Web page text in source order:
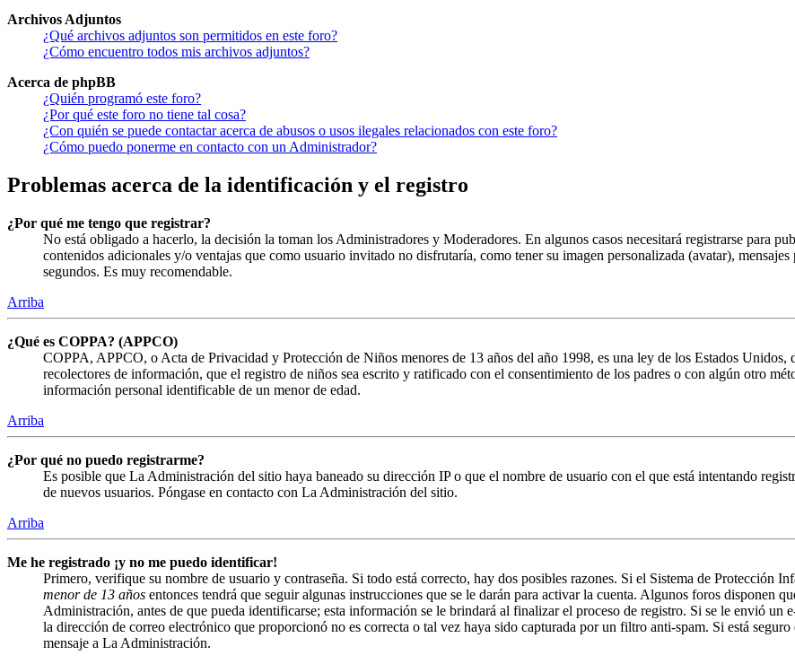
Archivos Adjuntos
¿Qué archivos adjuntos son permitidos en este foro?
¿Cómo encuentro todos mis archivos adjuntos?
Acerca de phpBB
¿Quién programó este foro?
¿Por qué este foro no tiene tal cosa?
¿Con quién se puede contactar acerca de abusos o usos ilegales relacionados con este foro?
¿Cómo puedo ponerme en contacto con un Administrador?
Problemas acerca de la identificación y el registro
¿Por qué me tengo que registrar?
No está obligado a hacerlo, la decisión la toman los Administradores y Moderadores. En algunos casos necesitará registrarse para
contenidos adicionales y/o ventajas que como usuario invitado no disfrutaría, como tener su imagen personalizada (avatar),
segundos. Es muy recomendable.
Arriba
¿Qué es COPPA? (APPCO)
COPPA, APPCO, o Acta de Privacidad y Protección de Niños menores de 13 años del año 1998, es una ley de los Estados Unidos,
recolectores de información, que el registro de niños sea escrito y ratificado con el consentimiento de los padres o con algún otro
información personal identificable de un menor de edad.
Arriba
¿Por qué no puedo registrarme?
Es posible que La Administración del sitio haya baneado su dirección IP o que el nombre de usuario con el que está intentando
de nuevos usuarios. Póngase en contacto con La Administración del sitio.
Arriba
Me he registrado ¡y no me puedo identificar!
Primero, verifique su nombre de usuario y contraseña. Si todo está correcto, hay dos posibles razones. Si el Sistema de Protección
menor de 13 años entonces tendrá que seguir algunas instrucciones que se le darán para activar la cuenta. Algunos foros disponen
Administración, antes de que pueda identificarse; esta información se le brindará al finalizar el proceso de registro. Si se le envió
la dirección de correo electrónico que proporcionó no es correcta o tal vez haya sido capturada por un filtro anti-spam. Si está
mensaje a La Administración.